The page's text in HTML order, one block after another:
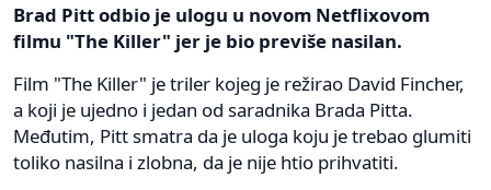
Brad Pitt odbio je ulogu u novom Netflixovom
filmu "The Killer" jer je bio previše nasilan.
Film "The Killer" je triler kojeg je režirao David Fincher,
a koji je ujedno i jedan od saradnika Brada Pitta.
Međutim, Pitt smatra da je uloga koju je trebao glumiti
toliko nasilna i zlobna, da je nije htio prihvatiti.